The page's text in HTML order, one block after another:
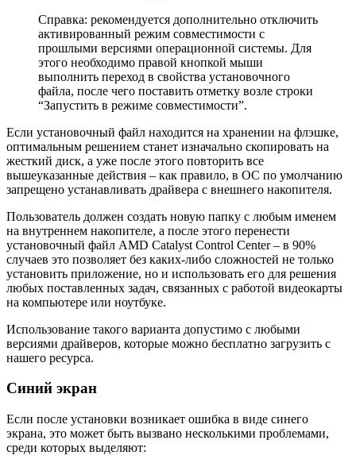
Справка: рекомендуется дополнительно отключить
активированный режим совместимости с
прошлыми версиями операционной системы. Для
этого необходимо правой кнопкой мыши
выполнить переход в свойства установочного
файла, после чего поставить отметку возле строки
“Запустить в режиме совместимости”.
Если установочный файл находится на хранении на флэшке,
оптимальным решением станет изначально скопировать на
жесткий диск, а уже после этого повторить все
вышеуказанные действия – как правило, в ОС по умолчанию
запрещено устанавливать драйвера с внешнего накопителя.
Пользователь должен создать новую папку с любым именем
на внутреннем накопителе, а после этого перенести
установочный файл AMD Catalyst Control Center – в 90%
случаев это позволяет без каких-либо сложностей не только
установить приложение, но и использовать его для решения
любых поставленных задач, связанных с работой видеокарты
на компьютере или ноутбуке.
Использование такого варианта допустимо с любыми
версиями драйверов, которые можно бесплатно загрузить с
нашего ресурса.
Синий экран
Если после установки возникает ошибка в виде синего
экрана, это может быть вызвано несколькими проблемами,
среди которых выделяют: